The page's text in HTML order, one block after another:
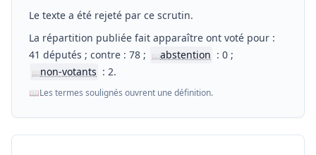
Le texte a été rejeté par ce scrutin.
La répartition publiée fait apparaître ont voté pour :
41 députés ; contre : 78 ;
📖abstention : 0 ;
📖non-votants : 2.
📖Les termes soulignés ouvrent une définition.